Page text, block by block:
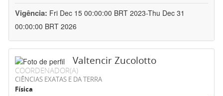
Vigência: Fri Dec 15 00:00:00 BRT 2023-Thu Dec 31
00:00:00 BRT 2026
Valtencir Zucolotto
COORDENADOR(A)
CIÊNCIAS EXATAS E DA TERRA
Física